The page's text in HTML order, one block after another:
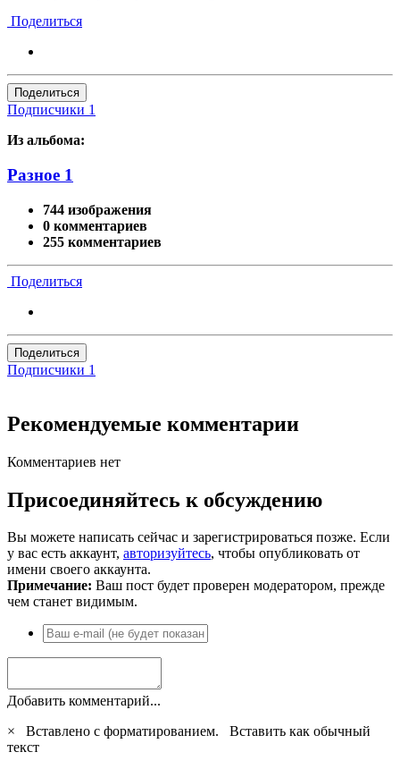
Поделиться
Поделиться
Подписчики 1
Из альбома:
Разное 1
744 изображения
0 комментариев
255 комментариев
Поделиться
Поделиться
Подписчики 1
Рекомендуемые комментарии
Комментариев нет
Присоединяйтесь к обсуждению
Вы можете написать сейчас и зарегистрироваться позже. Если
у вас есть аккаунт, авторизуйтесь, чтобы опубликовать от
имени своего аккаунта.
Примечание: Ваш пост будет проверен модератором, прежде
чем станет видимым.
Добавить комментарий...
×
Вставлено с форматированием. Вставить как обычный
текст